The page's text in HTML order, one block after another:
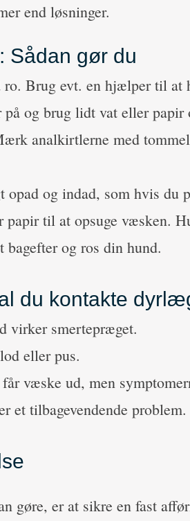
end løsninger.
Sådan gør du
Brug evt. en hjælper til at
på og brug lidt vat eller
analkirtlerne med
opad og indad, som hvis du
papir til at opsuge væsken.
bagefter og ros din hund.
du kontakte
virker smertepræget.
eller pus.
væske ud, men
et tilbagevendende problem.
gøre, er at sikre en fast